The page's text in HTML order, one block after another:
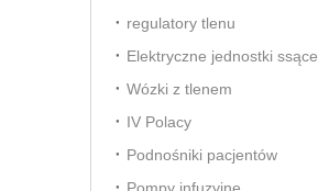
regulatory tlenu
Elektryczne jednostki ssące
Wózki z tlenem
IV Polacy
Podnośniki pacjentów